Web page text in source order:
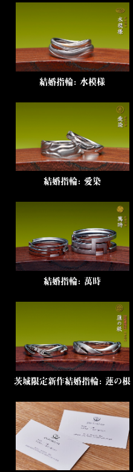
結婚指輪：水模様
結婚指輪：愛染
結婚指輪：萬時
茨城限定新作結婚指輪：蓮の根